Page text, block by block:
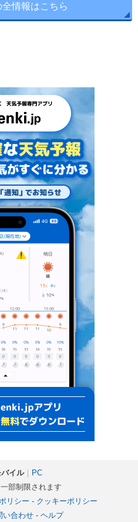
情報はこちら
バイル｜ PC
部制限されます
リシー - クッキーポリシー
い合わせ- ヘルプ